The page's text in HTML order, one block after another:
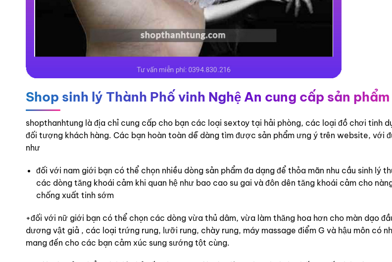
Shop sinh lý Thành Phố vinh Nghệ An cung cấp sản
shopthanhtung là địa chỉ cung cấp cho bạn các loại sextoy tại hải phòng, các loại đồ chơi tinh
đối tượng khách hàng. Các bạn hoàn toàn dễ dàng tìm được sản phẩm ưng ý trên website, với
như
đối với nam giới bạn có thể chọn nhiều dòng sản phẩm đa dạng để thỏa mãn nhu cầu sinh lý
các dòng tăng khoái cảm khi quan hệ như bao cao su gai và đôn dên tăng khoái cảm cho
chống xuất tinh sớm
+đối với nữ giới bạn có thể chọn các dòng vừa thủ dâm, vừa làm thăng hoa hơn cho màn dạo
dương vật giả , các loại trứng rung, lưỡi rung, chày rung, máy massage điểm G và hậu môn có
mang đến cho các bạn cảm xúc sung sướng tột cùng.